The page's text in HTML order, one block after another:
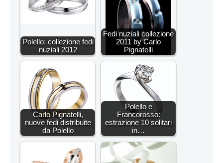
Polello: collezione fedi
nuziali 2012
Fedi nuziali collezione
2011 by Carlo
Pignatelli
Carlo Pignatelli,
nuove fedi distribuite
da Polello
Polello e
Francorosso:
estrazione 10 solitari
in…